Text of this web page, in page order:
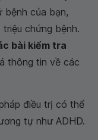
bệnh của bạn,
chứng bệnh.
bài kiểm tra
thông tin về các
điều trị có thể
tự như ADHD.